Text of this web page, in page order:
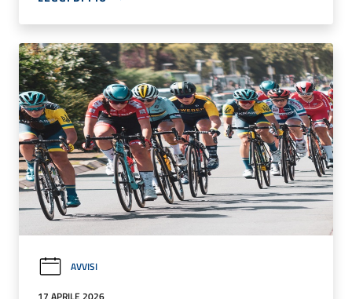
AVVISI